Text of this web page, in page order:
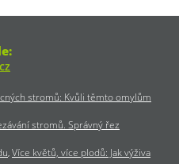
stromů: Kvůli těmto omylům
stromů. Správný řez
Více květů, více plodů: Jak výživa